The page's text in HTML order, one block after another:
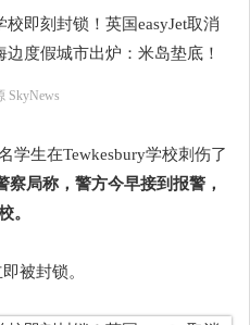
SkyNews
学生在Tewkesbury学校刺伤了
察局称，警方今早接到报警，
。
被封锁。